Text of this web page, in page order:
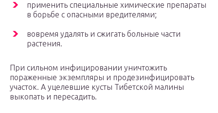
применить специальные химические препараты
в борьбе с опасными вредителями;
вовремя удалять и сжигать больные части
растения.
При сильном инфицировании уничтожить
пораженные экземпляры и продезинфицировать
участок. А уцелевшие кусты Тибетской малины
выкопать и пересадить.